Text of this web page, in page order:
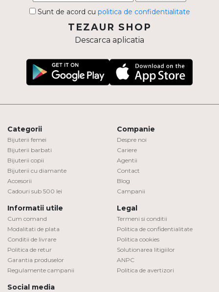
Sunt de acord cu politica de confidentialitate
TEZAUR SHOP
Descarca aplicatia
Categorii
Bijuterii femei
Bijuterii barbati
Bijuterii copii
Bijuterii cu diamante
Accesorii
Cadouri sub 500 lei
Companie
Despre noi
Cariere
Agentii
Contact
Blog
Campanii
Informatii utile
Cum comand
Modalitati de plata
Conditii de livrare
Politica de retur
Garantia produselor
Regulamente campanii
Legal
Termeni si conditii
Politica de confidentialitate
Politica cookies
Solutionarea litigiilor
ANPC
Politica de avertizori
Social media